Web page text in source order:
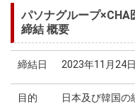
パソナグループ×CHA
締結 概要
締結日 2023年11月24日
目的
日本及び韓国